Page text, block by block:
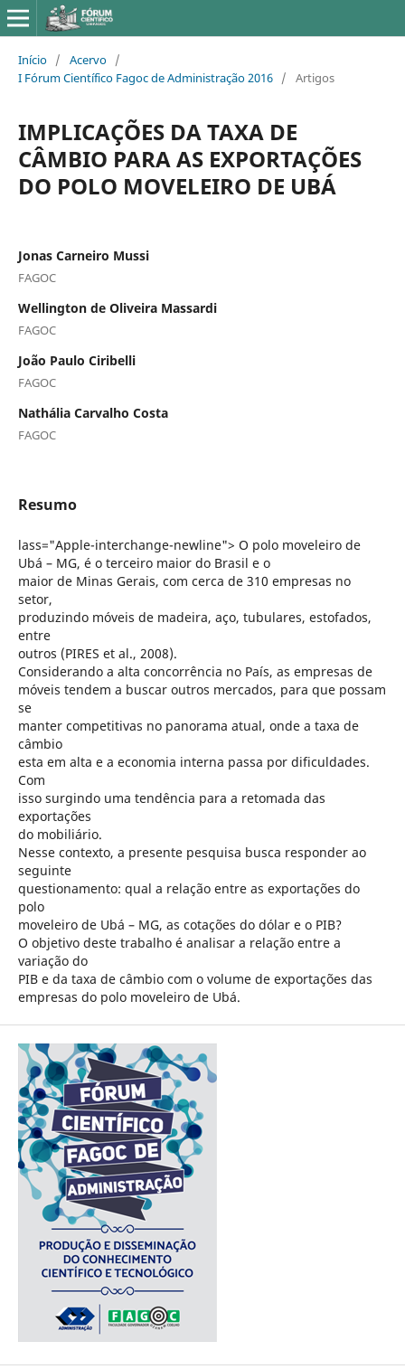
Início / Acervo /
I Fórum Científico Fagoc de Administração 2016 / Artigos
IMPLICAÇÕES DA TAXA DE
CÂMBIO PARA AS EXPORTAÇÕES
DO POLO MOVELEIRO DE UBÁ
Jonas Carneiro Mussi
FAGOC
Wellington de Oliveira Massardi
FAGOC
João Paulo Ciribelli
FAGOC
Nathália Carvalho Costa
FAGOC
Resumo
lass="Apple-interchange-newline"> O polo moveleiro de
Ubá – MG, é o terceiro maior do Brasil e o
maior de Minas Gerais, com cerca de 310 empresas no
setor,
produzindo móveis de madeira, aço, tubulares, estofados,
entre
outros (PIRES et al., 2008).
Considerando a alta concorrência no País, as empresas de
móveis tendem a buscar outros mercados, para que possam
se
manter competitivas no panorama atual, onde a taxa de
câmbio
esta em alta e a economia interna passa por dificuldades.
Com
isso surgindo uma tendência para a retomada das
exportações
do mobiliário.
Nesse contexto, a presente pesquisa busca responder ao
seguinte
questionamento: qual a relação entre as exportações do
polo
moveleiro de Ubá – MG, as cotações do dólar e o PIB?
O objetivo deste trabalho é analisar a relação entre a
variação do
PIB e da taxa de câmbio com o volume de exportações das
empresas do polo moveleiro de Ubá.